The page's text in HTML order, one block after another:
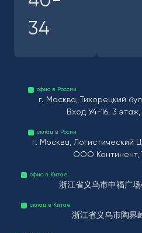
34
офис в России
г. Москва, Тихорецкий
Вход У4-16, 3
склад в Росии
г. Москва, Логистический
ООО Континент,
офис в Китае
浙江省义乌市中福广
склад в Китае
浙江省义乌市陶界